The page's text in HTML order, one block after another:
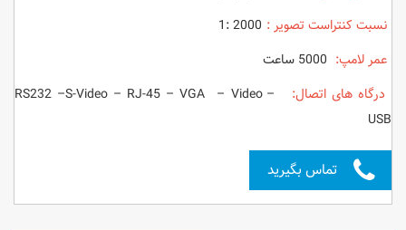
نسبت کنتراست تصویر :
1
عمر لامپ:
درگاه های اتصال:
RS232 –S-Video – RJ-45 – VGA – Video –
USB
تماس بگیرید